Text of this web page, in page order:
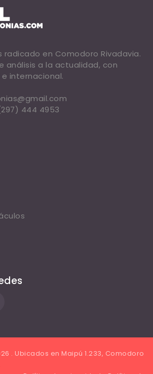
radicado en Comodoro Rivadavia.
análisis a la actualidad, con
internacional.
444 4953
. Ubicados en Maipú 1.233, Comodoro